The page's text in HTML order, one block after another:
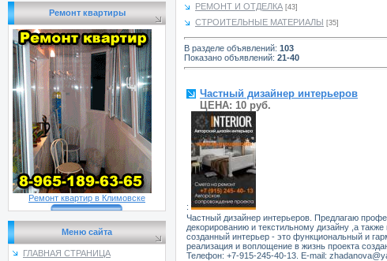
Ремонт квартиры
Ремонт квартир в Климовске
Меню сайта
ГЛАВНАЯ СТРАНИЦА
РЕМОНТ И ОТДЕЛКА [43]
СТРОИТЕЛЬНЫЕ МАТЕРИАЛЫ [35]
В разделе объявлений: 103
Показано объявлений: 21-40
Частный дизайнер интерьеров
ЦЕНА: 10 руб.
:
Частный дизайнер интерьеров. Предлагаю
декорированию и текстильному дизайну ,а
созданный интерьер - это функциональный и
реализация и воплощение в жизнь проекта
Телефон: +7-915-245-40-13. E-mail: